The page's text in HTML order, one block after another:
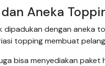
Aneka
dengan aneka
topping membuat
bisa menyediakan